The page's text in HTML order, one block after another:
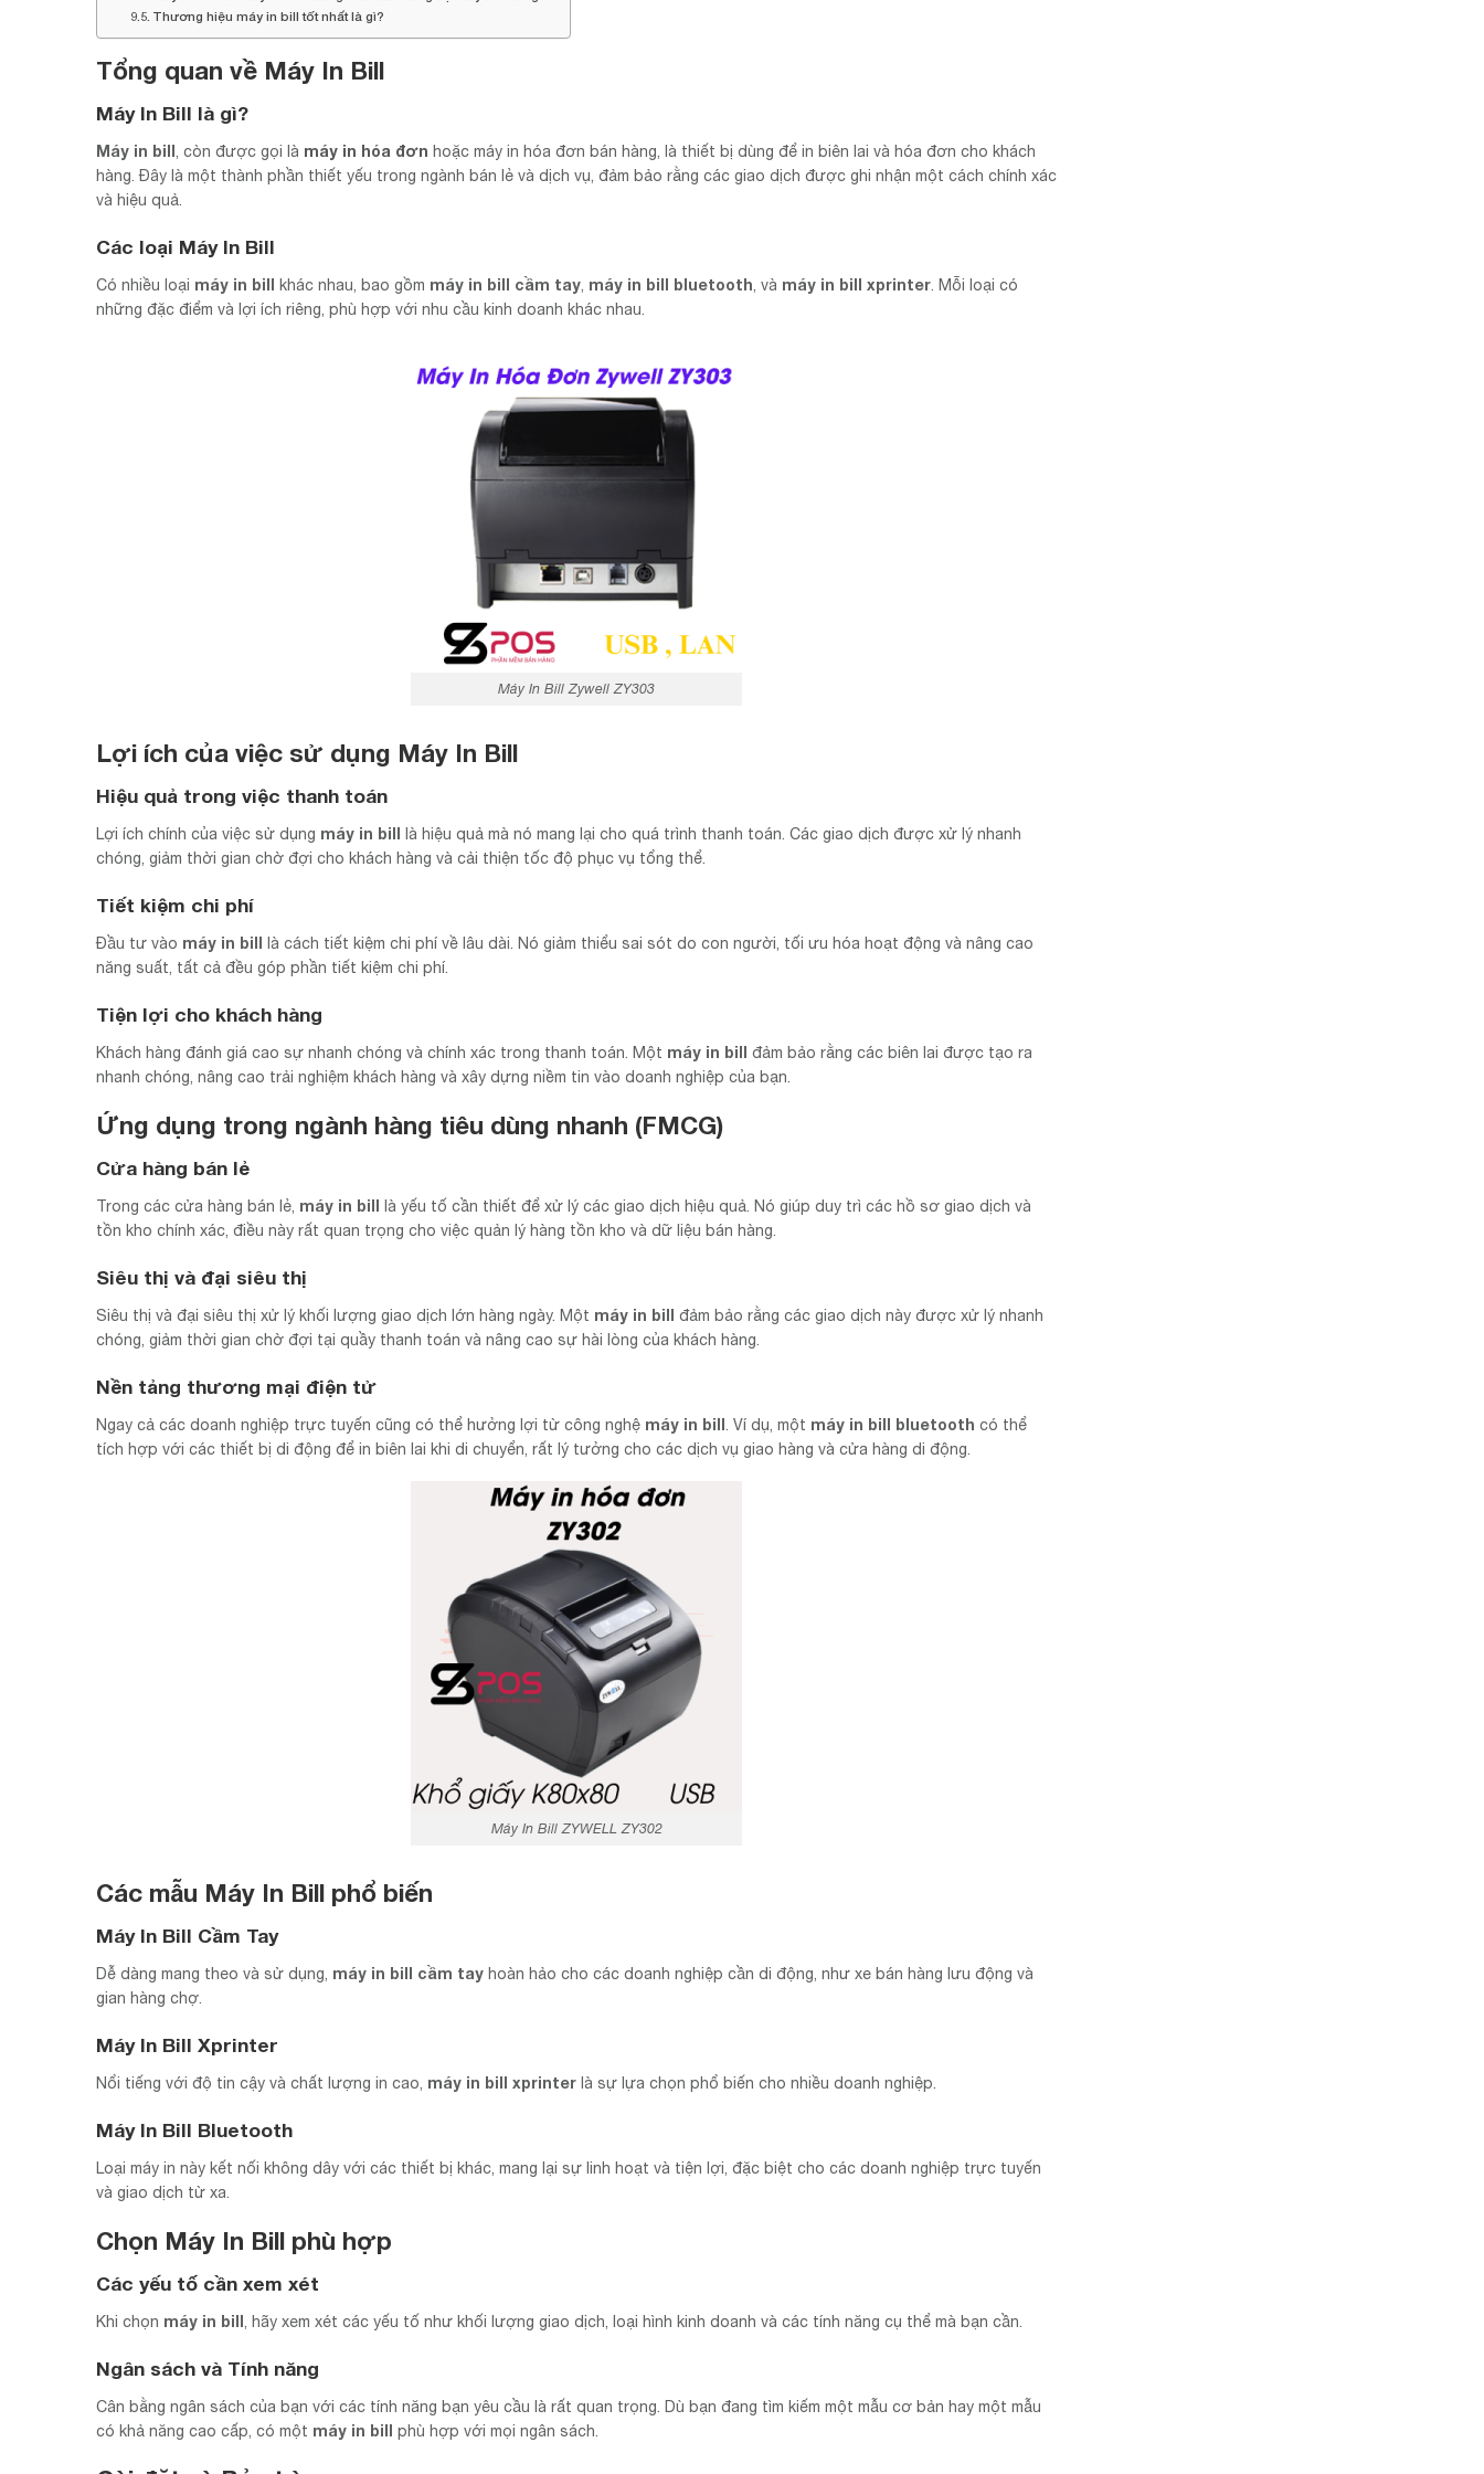
Thương hiệu máy in bill tốt nhất là gì?
Tổng quan về Máy In Bill
Máy In Bill là gì?
Máy in bill , còn được gọi là máy in hóa đơn hoặc máy in hóa đơn bán hàng, là thiết bị dùng để in biên lai và hóa đơn cho khách
hàng. Đây là một thành phần thiết yếu trong ngành bán lẻ và dịch vụ, đảm bảo rằng các giao dịch được ghi nhận một cách chính xác
và hiệu quả.
Các loại Máy In Bill
Có nhiều loại máy in bill khác nhau, bao gồm máy in bill cầm tay máy in bill bluetooth , và máy in bill xprinter . Mỗi loại có
những đặc điểm và lợi ích riêng, phù hợp với nhu cầu kinh doanh khác nhau.
Máy In Bill Zywell ZY303
Lợi ích của việc sử dụng Máy In Bill
Hiệu quả trong việc thanh toán
Lợi ích chính của việc sử dụng máy in bill là hiệu quả mà nó mang lại cho quá trình thanh toán. Các giao dịch được xử lý nhanh
chóng, giảm thời gian chờ đợi cho khách hàng và cải thiện tốc độ phục vụ tổng thể.
Tiết kiệm chi phí
Đầu tư vào máy in bill là cách tiết kiệm chi phí về lâu dài. Nó giảm thiểu sai sót do con người, tối ưu hóa hoạt động và nâng cao
năng suất, tất cả đều góp phần tiết kiệm chi phí.
Tiện lợi cho khách hàng
Khách hàng đánh giá cao sự nhanh chóng và chính xác trong thanh toán. Một máy in bill đảm bảo rằng các biên lai được tạo ra
nhanh chóng, nâng cao trải nghiệm khách hàng và xây dựng niềm tin vào doanh nghiệp của bạn.
Ứng dụng trong ngành hàng tiêu dùng nhanh (FMCG)
Cửa hàng bán lẻ
Trong các cửa hàng bán lẻ, máy in bill là yếu tố cần thiết để xử lý các giao dịch hiệu quả. Nó giúp duy trì các hồ sơ giao dịch và
tồn kho chính xác, điều này rất quan trọng cho việc quản lý hàng tồn kho và dữ liệu bán hàng.
Siêu thị và đại siêu thị
Siêu thị và đại siêu thị xử lý khối lượng giao dịch lớn hàng ngày. Một máy in bill đảm bảo rằng các giao dịch này được xử lý nhanh
chóng, giảm thời gian chờ đợi tại quầy thanh toán và nâng cao sự hài lòng của khách hàng.
Nền tảng thương mại điện tử
Ngay cả các doanh nghiệp trực tuyến cũng có thể hưởng lợi từ công nghệ máy in bill . Ví dụ, một máy in bill bluetooth có thể
tích hợp với các thiết bị di động để in biên lai khi di chuyển, rất lý tưởng cho các dịch vụ giao hàng và cửa hàng di động.
Máy In Bill ZYWELL ZY302
Các mẫu Máy In Bill phổ biến
Máy In Bill Cầm Tay
Dễ dàng mang theo và sử dụng, máy in bill cầm tay hoàn hảo cho các doanh nghiệp cần di động, như xe bán hàng lưu động và
gian hàng chợ.
Máy In Bill Xprinter
Nổi tiếng với độ tin cậy và chất lượng in cao, máy in bill xprinter là sự lựa chọn phổ biến cho nhiều doanh nghiệp.
Máy In Bill Bluetooth
Loại máy in này kết nối không dây với các thiết bị khác, mang lại sự linh hoạt và tiện lợi, đặc biệt cho các doanh nghiệp trực tuyến
và giao dịch từ xa.
Chọn Máy In Bill phù hợp
Các yếu tố cần xem xét
Khi chọn máy in bill , hãy xem xét các yếu tố như khối lượng giao dịch, loại hình kinh doanh và các tính năng cụ thể mà bạn cần.
Ngân sách và Tính năng
Cân bằng ngân sách của bạn với các tính năng bạn yêu cầu là rất quan trọng. Dù bạn đang tìm kiếm một mẫu cơ bản hay một mẫu
có khả năng cao cấp, có một máy in bill phù hợp với mọi ngân sách.